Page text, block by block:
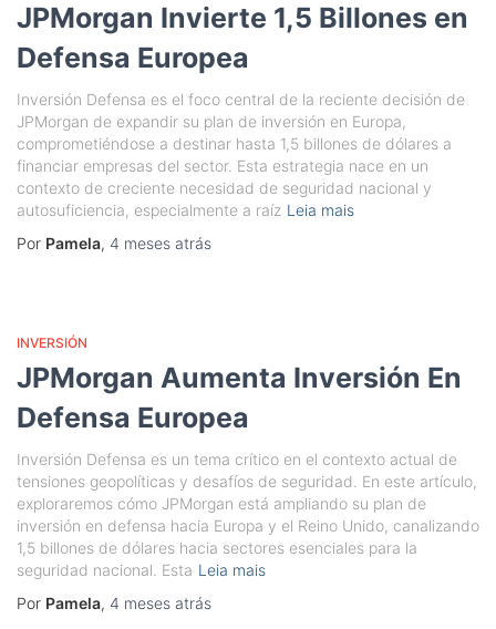
JPMorgan Invierte 1,5 Billones en
Defensa Europea
Inversión Defensa es el foco central de la reciente decisión de
JPMorgan de expandir su plan de inversión en Europa,
comprometiéndose a destinar hasta 1,5 billones de dólares a
financiar empresas del sector. Esta estrategia nace en un
contexto de creciente necesidad de seguridad nacional y
autosuficiencia, especialmente a raíz Leia mais
Por Pamela, 4 meses atrás
INVERSIÓN
JPMorgan Aumenta Inversión En
Defensa Europea
Inversión Defensa es un tema crítico en el contexto actual de
tensiones geopolíticas y desafíos de seguridad. En este artículo,
exploraremos cómo JPMorgan está ampliando su plan de
inversión en defensa hacia Europa y el Reino Unido, canalizando
1,5 billones de dólares hacia sectores esenciales para la
seguridad nacional. Esta Leia mais
Por Pamela, 4 meses atrás